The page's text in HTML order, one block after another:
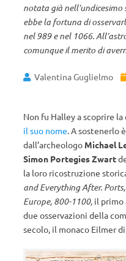
notata già nell’undicesimo
ebbe la fortuna di
nel 989 e nel 1066.
comunque il merito di
Valentina Guglielmo
Non fu Halley a scoprire
il suo nome. A sostenerlo
dall’archeologo Michael
Simon Portegies Zwart
la loro ricostruzione
and Everything After.
Europe, 800-1100, il primo
due osservazioni della
secolo, il monaco Eilmer